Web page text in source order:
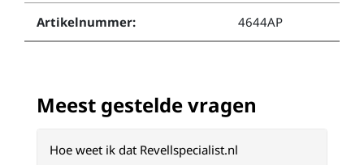
Artikelnummer: 4644AP
Meest gestelde vragen
Hoe weet ik dat Revellspecialist.nl